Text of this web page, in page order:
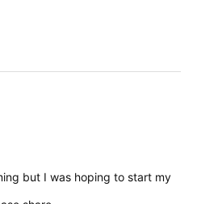
but I was hoping to start my